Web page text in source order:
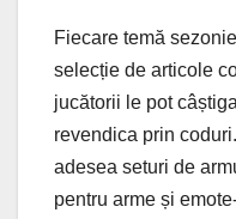
Fiecare temă
selecție de articole
jucătorii le pot
revendica prin
adesea seturi de
pentru arme și